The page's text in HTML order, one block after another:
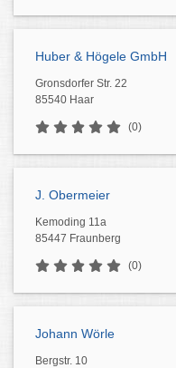
Huber & Högele GmbH
Gronsdorfer Str. 22
85540 Haar
(0)
J. Obermeier
Kemoding 11a
85447 Fraunberg
(0)
Johann Wörle
Bergstr. 10